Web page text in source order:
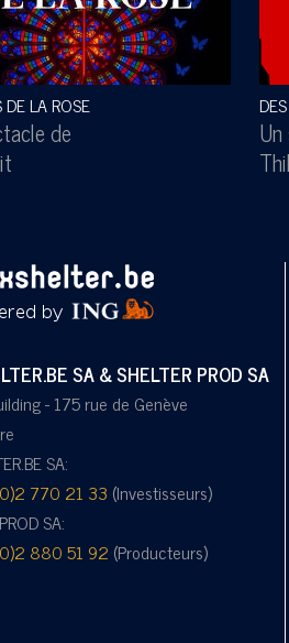
DE LA ROSE
de
SA & SHELTER PROD SA
- 175 rue de Genève
SA:
770 21 33 (Investisseurs)
SA:
880 51 92 (Producteurs)